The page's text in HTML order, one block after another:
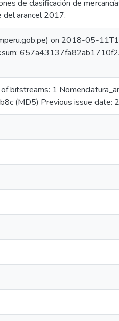
de clasificación de
del arancel 2017.
on 2018-05-
bitstreams: 1
(MD5) Previous issue